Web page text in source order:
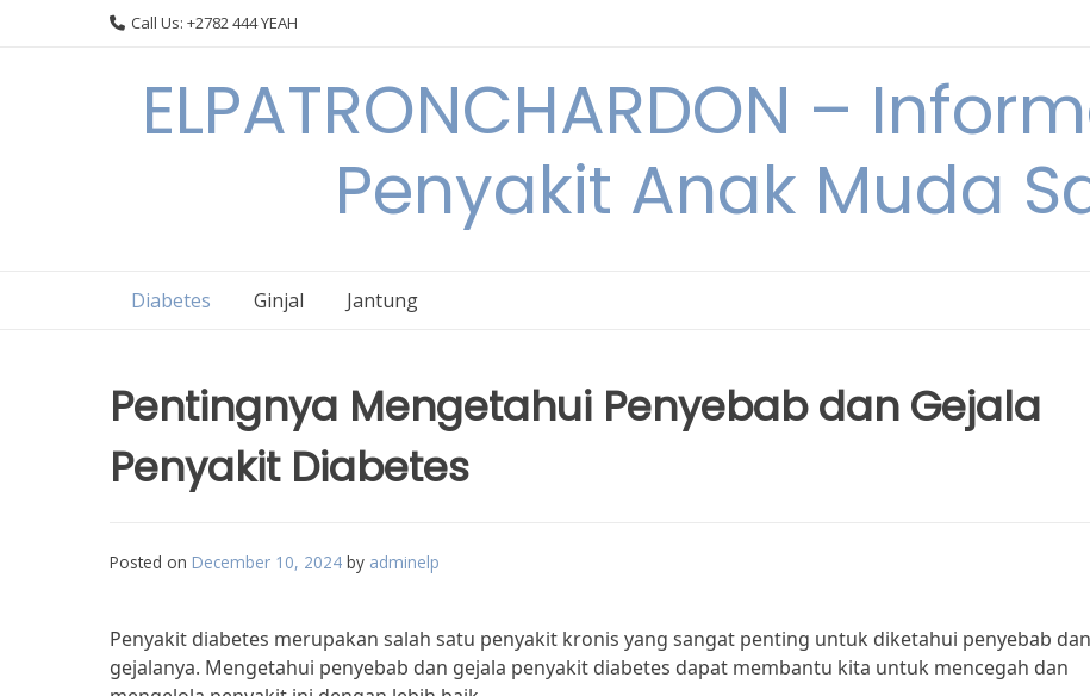
Call Us: +2782 444 YEAH
ELPATRONCHARDON –
Penyakit Anak Muda
Diabetes Ginjal Jantung
Pentingnya Mengetahui Penyebab dan Gejala
Penyakit Diabetes
Posted on December 10, 2024 by adminelp
Penyakit diabetes merupakan salah satu penyakit kronis yang sangat penting untuk diketahui penyebab dan
gejalanya. Mengetahui penyebab dan gejala penyakit diabetes dapat membantu kita untuk mencegah dan